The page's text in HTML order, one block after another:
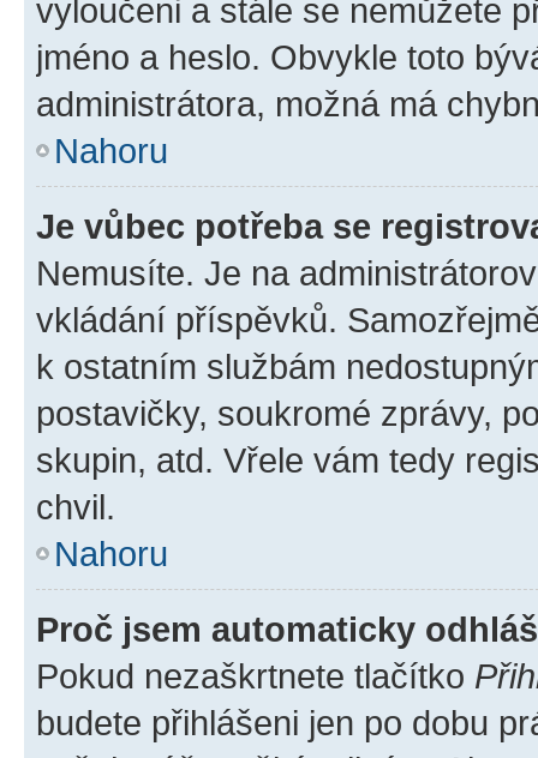
vyloučeni a stále se nemůžete
jméno a heslo. Obvykle toto
administrátora, možná má
Nahoru
Je vůbec potřeba se
Nemusíte. Je na
vkládání příspěvků.
k ostatním službám
postavičky, soukromé zprávy,
skupin, atd. Vřele vám tedy
chvil.
Nahoru
Proč jsem automaticky
Pokud nezaškrtnete tlačítko
budete přihlášeni jen po dobu